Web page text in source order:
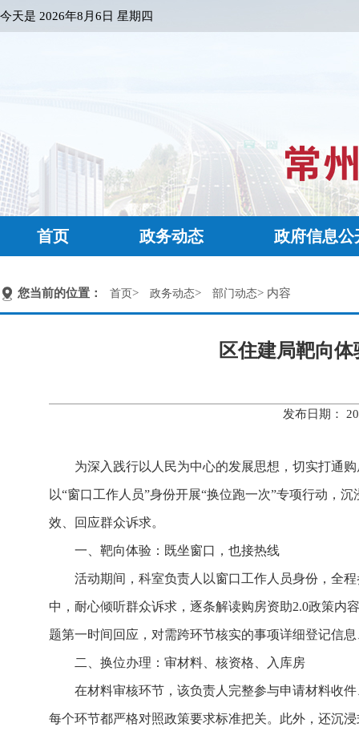
今天是 2026年8月6日 星期四
首页 政务动态 政府信息公
您当前的位置： 首页> 政务动态> 部门动态> 内容
区住建局靶向
发布日期：
为深入践行以人民为中心的发展思想，切实打通
以“窗口工作人员”身份开展“换位跑一次”专项行动，
效、回应群众诉求。
一、靶向体验：既坐窗口，也接热线
活动期间，科室负责人以窗口工作人员身份，全
中，耐心倾听群众诉求，逐条解读购房资助2.0政策内
题第一时间回应，对需跨环节核实的事项详细登记信
二、换位办理：审材料、核资格、入库房
在材料审核环节，该负责人完整参与申请材料收
每个环节都严格对照政策要求标准把关。此外，还沉